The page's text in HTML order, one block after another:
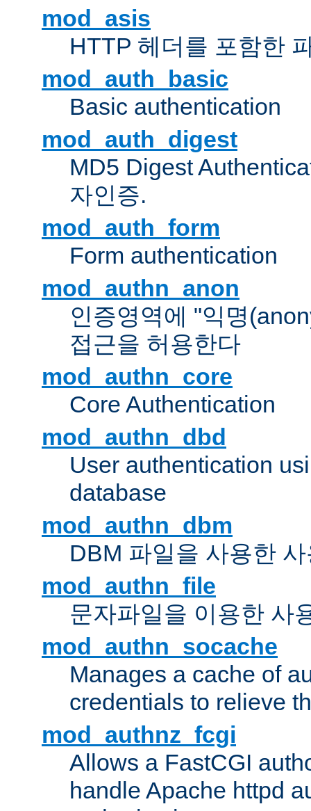
mod_asis
HTTP 헤더를 포함한
mod_auth_basic
Basic authentication
mod_auth_digest
MD5 Digest
자인증.
mod_auth_form
Form authentication
mod_authn_anon
인증영역에 "익명
접근을 허용한다
mod_authn_core
Core Authentication
mod_authn_dbd
User authentication
database
mod_authn_dbm
DBM 파일을 사용한
mod_authn_file
문자파일을 이용한 사
mod_authn_socache
Manages a cache of
credentials to relieve
mod_authnz_fcgi
Allows a FastCGI
handle Apache httpd